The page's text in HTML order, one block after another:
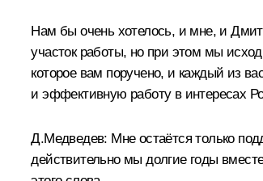
Нам бы очень хотелось, и мне, и
участок работы, но при этом мы
которое вам поручено, и каждый из
и эффективную работу в интересах
Д.Медведев: Мне остаётся только
действительно мы долгие годы